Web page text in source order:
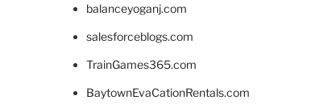
balanceyoganj.com
salesforceblogs.com
TrainGames365.com
BaytownEvaCationRentals.com